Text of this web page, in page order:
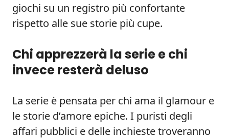
giochi su un registro più confortante
rispetto alle sue storie più cupe.
Chi apprezzerà la serie e chi
invece resterà deluso
La serie è pensata per chi ama il glamour e
le storie d’amore epiche. I puristi degli
affari pubblici e delle inchieste troveranno